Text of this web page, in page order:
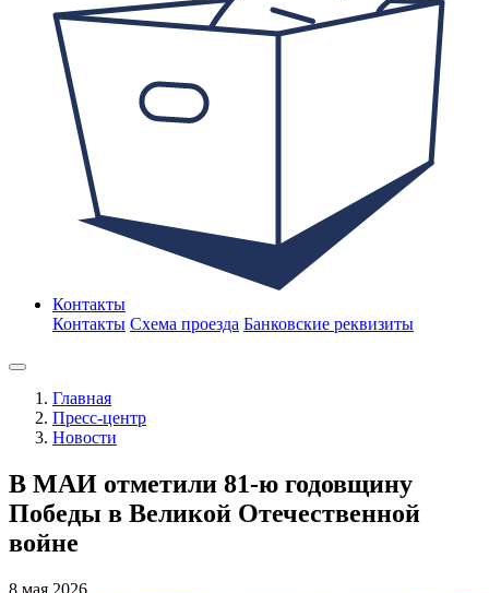
Контакты
Контакты Схема проезда Банковские реквизиты
Главная
Пресс-центр
Новости
В МАИ отметили 81‑ю годовщину
Победы в Великой Отечественной
войне
8 мая 2026